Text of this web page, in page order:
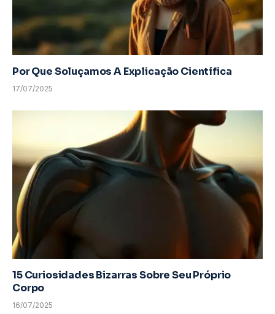
Por Que Soluçamos A Explicação Científica
17/07/2025
15 Curiosidades Bizarras Sobre Seu Próprio
Corpo
16/07/2025